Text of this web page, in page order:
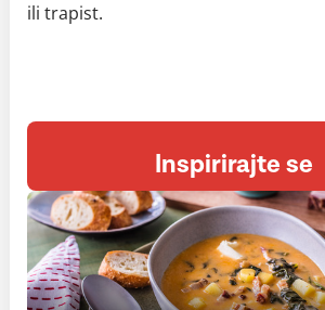
ili trapist.
Inspirirajte se